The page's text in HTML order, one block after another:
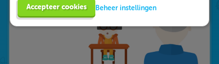
Accepteer cookies Beheer instellingen